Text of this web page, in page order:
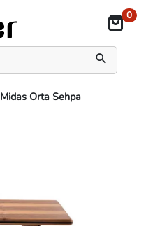
0
Midas Orta Sehpa